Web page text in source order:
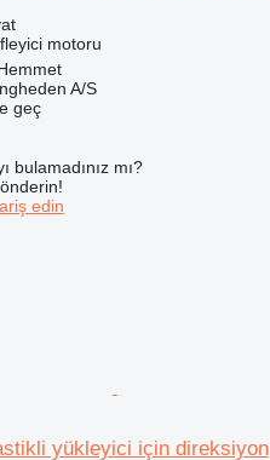
motoru
A/S
geç
bulamadınız mı?
edin
yükleyici için direksiyon